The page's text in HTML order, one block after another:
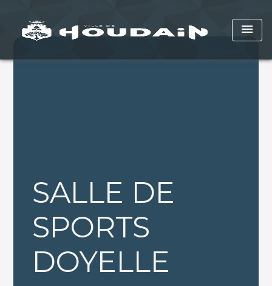
menu
SALLE DE
SPORTS
DOYELLE